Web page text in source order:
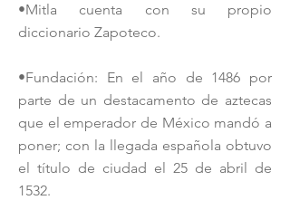
•Mitla cuenta con su propio
diccionario Zapoteco.
•Fundación: En el año de 1486 por
parte de un destacamento de aztecas
que el emperador de México mandó a
poner; con la llegada española obtuvo
el título de ciudad el 25 de abril de
1532.